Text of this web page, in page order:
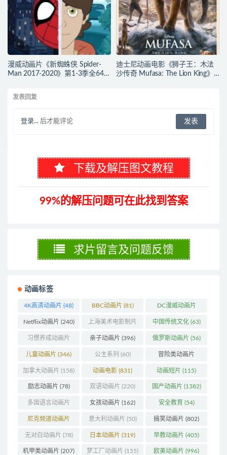
漫威动画片《新蜘蛛侠 Spider-
Man 2017-2020》第1-3季全64集
文) 官方纯净收藏版
720P/MKV/27.9G 动画片蜘蛛侠
迪士尼动画电影《狮子王：木法
沙传奇 Mufasa: The Lion King》
发表回复
登录... 后才能评论
下载及解压图文教程
99%的解压问题可在此找到答案
求片留言及问题反馈
动画标签
4K高清动画片 (48) BBC动画片 (81) DC漫威动画片
(103)
Netflix动画片 (240) 上海美术电影制片
厂(126)
中国传统文化(63)
习惯养成动画片
(74)
亲子动画片 (396) 俄罗斯动画片 (56)
儿童动画片 (346) 公主系列 (60) 冒险类动画片
(1270)
加拿大动画片 (158) 动画电影 (831) 动画短片 (115)
励志动画片 (78) 双语动画片 (220) 国产动画片 (1382)
多国语言动画片
(179)
女孩动画片 (162) 安全教育 (54)
尼克频道动画片
(83)
意大利动画片 (50) 搞笑动画片 (802)
无对白动画片 (78) 日本动画片 (319) 早教动画片 (405)
机甲类动画片 (207) 梦工厂动画片 (155) 欧美动画片 (996)